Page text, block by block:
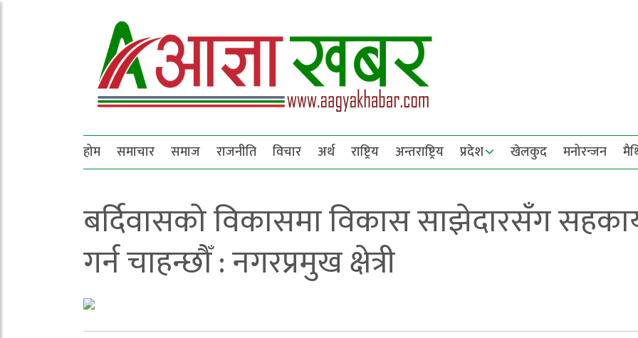
होम समाचार समाज राजनीति विचार अर्थ राष्ट्रिय अन्तराष्ट्रिय प्रदेश खेलकुद मनोरन्जन
बर्दिवासको विकासमा विकास साझेदारसँग
गर्न चाहन्छौँ : नगरप्रमुख क्षेत्री